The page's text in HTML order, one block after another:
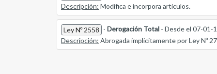
Descripción: Modifica e incorpora articulos.
Ley Nº 2558 - Derogación Total - Desde el 07-01-
Descripción: Abrogada implicitamente por Ley Nº